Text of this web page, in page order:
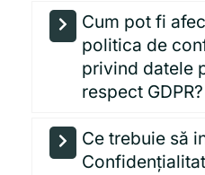
Cum pot fi
politica de
privind datele
respect GDPR?
Ce trebuie să